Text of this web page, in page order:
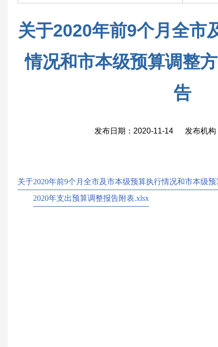
关于2020年前9个月全市
情况和市本级预算调整
告
发布日期：2020-11-14 发布机构
关于2020年前9个月全市及市本级预算执行情况和市本级
2020年支出预算调整报告附表.xlsx